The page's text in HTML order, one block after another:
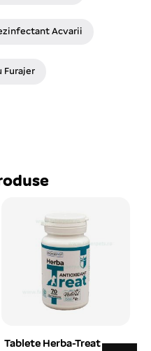
Acvarii
Furajer
Zgarda din piele